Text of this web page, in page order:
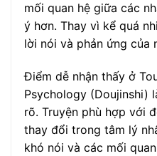
mối quan hệ giữa các
ý hơn. Thay vì kể quá
lời nói và phản ứng của
Điểm dễ nhận thấy ở
Psychology (Doujinshi)
rõ. Truyện phù hợp với
thay đổi trong tâm lý
khó nói và các mối